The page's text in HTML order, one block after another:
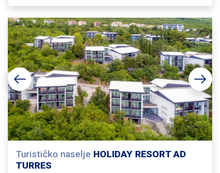
Turističko naselje HOLIDAY RESORT AD
TURRES